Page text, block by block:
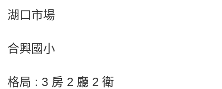
湖口市場
合興國小
格局 : 3 房 2 廳 2 衛